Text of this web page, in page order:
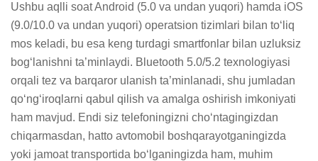
Ushbu aqlli soat Android (5.0 va undan yuqori) hamda iOS
(9.0/10.0 va undan yuqori) operatsion tizimlari bilan to‘liq
mos keladi, bu esa keng turdagi smartfonlar bilan uzluksiz
bog‘lanishni ta’minlaydi. Bluetooth 5.0/5.2 texnologiyasi
orqali tez va barqaror ulanish ta’minlanadi, shu jumladan
qo‘ng‘iroqlarni qabul qilish va amalga oshirish imkoniyati
ham mavjud. Endi siz telefoningizni cho‘ntagingizdan
chiqarmasdan, hatto avtomobil boshqarayotganingizda
yoki jamoat transportida bo‘lganingizda ham, muhim